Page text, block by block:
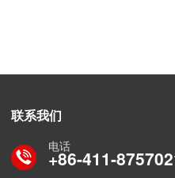
联系我们
电话
+86-411-